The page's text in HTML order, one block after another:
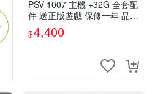
PSV 1007 主機 +32G 全套配
件 送正版遊戲 保修一年 品質
有保障
$4,400